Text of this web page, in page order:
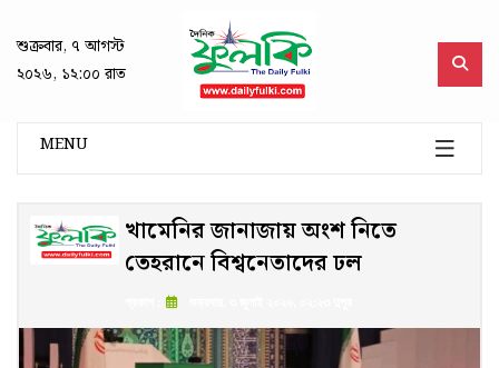
শুক্রবার, ৭ আগস্ট
২০২৬, ১২:০০ রাত
MENU
খামেনির জানাজায় অংশ নিতে
তেহরানে বিশ্বনেতাদের ঢল